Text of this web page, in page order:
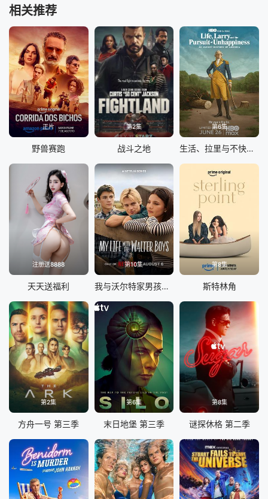
相关推荐
正片
野兽赛跑
第2集
战斗之地
第6集
生活、拉里与不快乐的追求：一部美国史
注册送8888
天天送福利
第10集
我与沃尔特家男孩的生活 第三季
第8集
斯特林角
第2集
方舟一号 第三季
第6集
末日地堡 第三季
第8集
谜探休格 第二季